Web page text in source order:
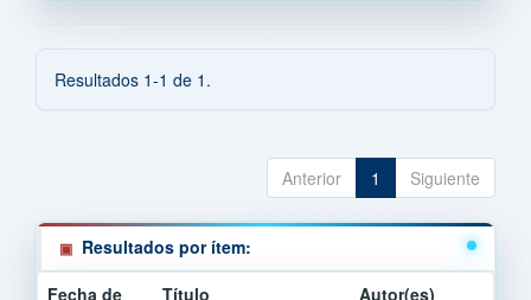
Resultados 1-1 de 1.
Anterior 1 Siguiente
Resultados por ítem:
Fecha de
Título Autor(es)